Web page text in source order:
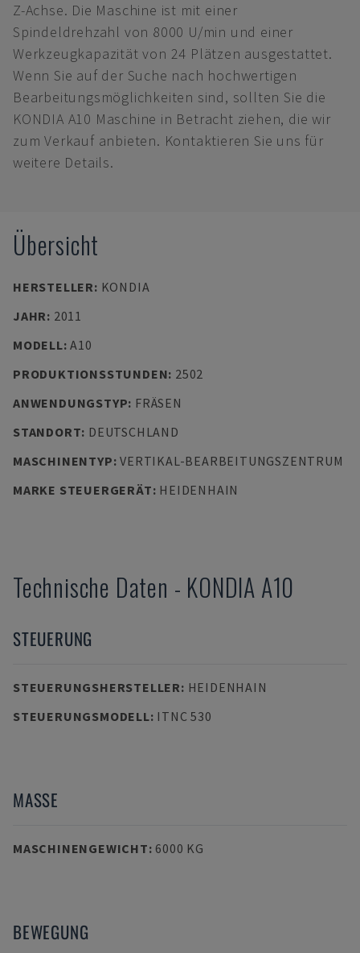
Z-Achse. Die Maschine ist mit einer
Spindeldrehzahl von 8000 U/min und einer
Werkzeugkapazität von 24 Plätzen ausgestattet.
Wenn Sie auf der Suche nach hochwertigen
Bearbeitungsmöglichkeiten sind, sollten Sie die
KONDIA A10 Maschine in Betracht ziehen, die wir
zum Verkauf anbieten. Kontaktieren Sie uns für
weitere Details.
Übersicht
HERSTELLER: KONDIA
JAHR: 2011
MODELL:A10
PRODUKTIONSSTUNDEN: 2502
ANWENDUNGSTYP: FRÄSEN
STANDORT: DEUTSCHLAND
MASCHINENTYP:VERTIKAL-BEARBEITUNGSZENTRUM
MARKE STEUERGERÄT: HEIDENHAIN
Technische Daten - KONDIA A10
STEUERUNG
STEUERUNGSHERSTELLER: HEIDENHAIN
STEUERUNGSMODELL: ITNC 530
MASSE
MASCHINENGEWICHT: 6000 KG
BEWEGUNG